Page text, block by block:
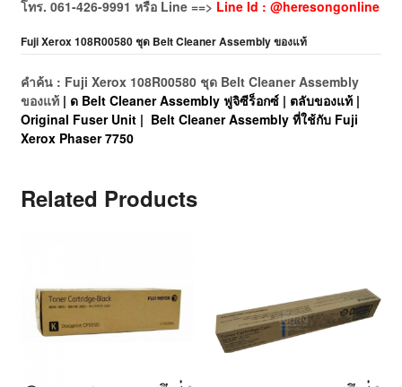
โทร. 061-426-9991 หรือ Line ==> Line Id : @heresongonline
Fuji Xerox 108R00580 ชุด Belt Cleaner Assembly ของแท้
คำค้น : Fuji Xerox 108R00580 ชุด Belt Cleaner Assembly
ของแท้ | ด Belt Cleaner Assembly ฟูจิซีร็อกซ์ | ตลับของแท้ |
Original Fuser Unit | Belt Cleaner Assembly ที่ใช้กับ Fuji
Xerox Phaser 7750
Related Products